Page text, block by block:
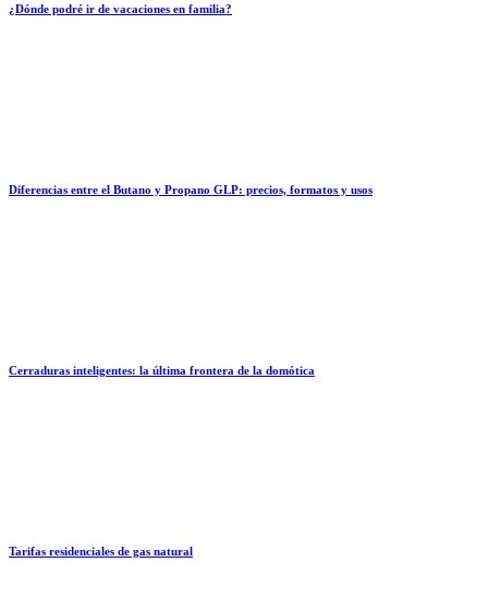
¿Dónde podré ir de vacaciones en familia?
Diferencias entre el Butano y Propano GLP: precios, formatos y usos
Cerraduras inteligentes: la última frontera de la domótica
Tarifas residenciales de gas natural